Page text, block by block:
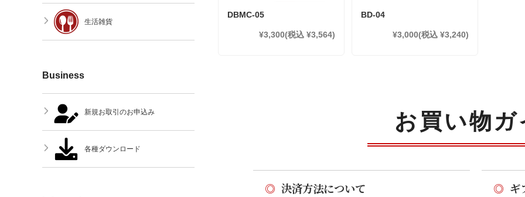
DBMC-05
¥3,300(税込 ¥3,564)
BD-04
¥3,000(税込 ¥3,240)
お買い物ガ
◎ 決済方法について ◎ ギ
生活雑貨
Business
新規お取引のお申込み
各種ダウンロード